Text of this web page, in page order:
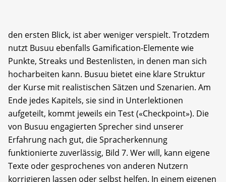
den ersten Blick, ist aber weniger verspielt. Trotzdem
nutzt Busuu ebenfalls Gamification-Elemente wie
Punkte, Streaks und Bestenlisten, in denen man sich
hocharbeiten kann. Busuu bietet eine klare Struktur
der Kurse mit realistischen Sätzen und Szenarien. Am
Ende jedes Kapitels, sie sind in Unterlektionen
aufgeteilt, kommt jeweils ein Test («Checkpoint»). Die
von Busuu engagierten Sprecher sind unserer
Erfahrung nach gut, die Spracherkennung
funktionierte zuverlässig, Bild 7. Wer will, kann eigene
Texte oder gesprochenes von anderen Nutzern
korrigieren lassen oder selbst helfen. In einem eigenen